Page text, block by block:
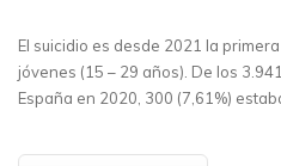
El suicidio es desde 2021 la
jóvenes (15 – 29 años). De los
España en 2020, 300 (7,61%)